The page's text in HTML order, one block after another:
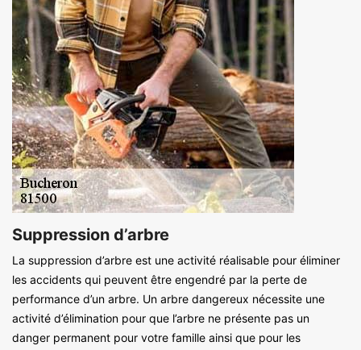
Suppression d’arbre
La suppression d’arbre est une activité réalisable pour éliminer
les accidents qui peuvent être engendré par la perte de
performance d’un arbre. Un arbre dangereux nécessite une
activité d’élimination pour que l’arbre ne présente pas un
danger permanent pour votre famille ainsi que pour les